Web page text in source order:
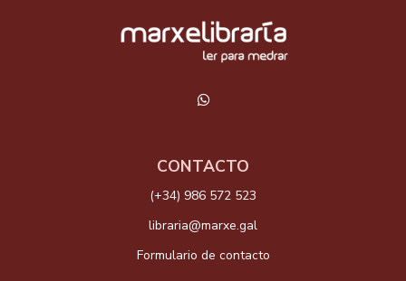
CONTACTO
(+34) 986 572 523
libraria@marxe.gal
Formulario de contacto